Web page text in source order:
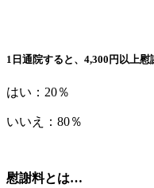
1日通院すると、4,300円以上
はい：20％
いいえ：80％
慰謝料とは…